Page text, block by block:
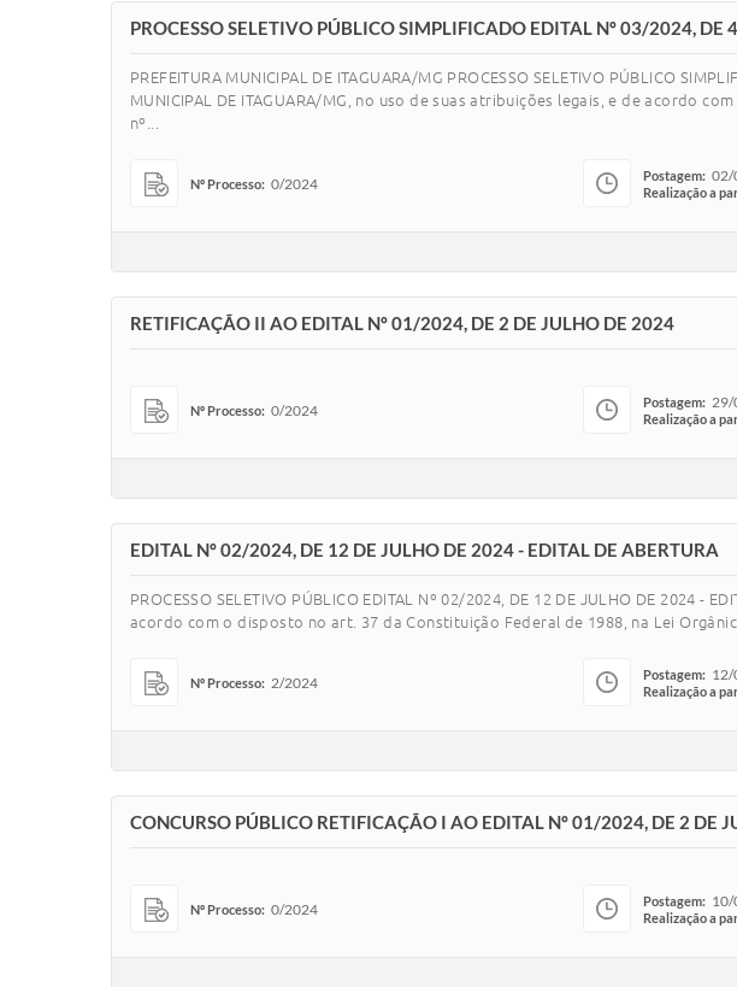
PROCESSO SELETIVO PÚBLICO SIMPLIFICADO EDITAL Nº 03/2024, DE
PREFEITURA MUNICIPAL DE ITAGUARA/MG PROCESSO SELETIVO PÚBLICO
MUNICIPAL DE ITAGUARA/MG, no uso de suas atribuições legais, e de acordo
nº...
Nº Processo: 0/2024 Postagem: 02/
Realização a
RETIFICAÇÃO II AO EDITAL Nº 01/2024, DE 2 DE JULHO DE 2024
Nº Processo: 0/2024 Postagem: 29/
Realização a
EDITAL Nº 02/2024, DE 12 DE JULHO DE 2024 - EDITAL DE ABERTURA
PROCESSO SELETIVO PÚBLICO EDITAL Nº 02/2024, DE 12 DE JULHO DE 2024 -
acordo com o disposto no art. 37 da Constituição Federal de 1988, na Lei
Nº Processo: 2/2024 Postagem: 12/
Realização a
CONCURSO PÚBLICO RETIFICAÇÃO I AO EDITAL Nº 01/2024, DE 2 DE
Nº Processo: 0/2024 Postagem: 10/
Realização a